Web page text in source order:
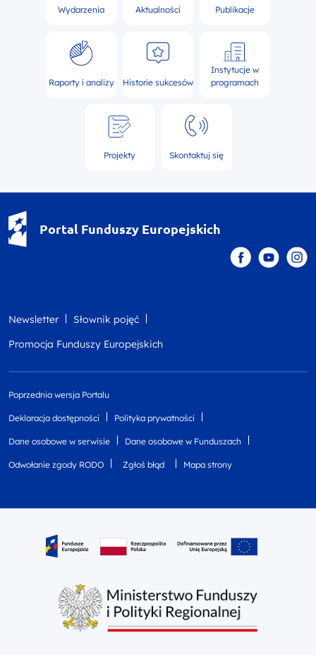
Wydarzenia Aktualności Publikacje
Raporty i analizy Historie sukcesów
Instytucje w
programach
Projekty Skontaktuj się
Portal Funduszy Europejskich
Newsletter
Słownik pojęć
Promocja Funduszy Europejskich
Poprzednia wersja Portalu
Deklaracja dostępności Polityka prywatności
Dane osobowe w serwisie Dane osobowe w Funduszach
Odwołanie zgody RODO Zgłoś błąd Mapa strony